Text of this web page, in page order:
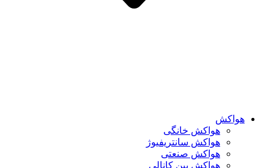
هواکش
هواکش خانگی
هواکش سانتریفیوژ
هواکش صنعتی
هواکش بین کانالی